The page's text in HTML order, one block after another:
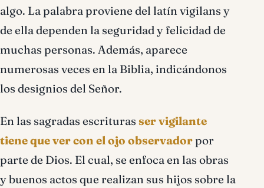
algo. La palabra proviene del latín vigilans y
de ella dependen la seguridad y felicidad de
muchas personas. Además, aparece
numerosas veces en la Biblia, indicándonos
los designios del Señor.
En las sagradas escrituras ser vigilante
tiene que ver con el ojo observadorpor
parte de Dios. El cual, se enfoca en las obras
y buenos actos que realizan sus hijos sobre la